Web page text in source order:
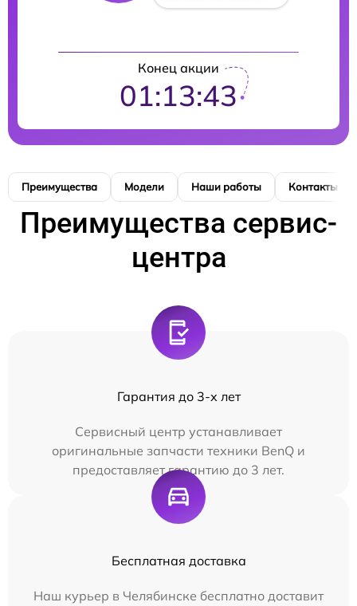
Конец акции
01:13:42
Преимущества Модели Наши работы Контакты
Преимущества сервис-
центра
Гарантия до 3-х лет
Сервисный центр устанавливает
оригинальные запчасти техники BenQ и
предоставляет гарантию до 3 лет.
Бесплатная доставка
Наш курьер в Челябинске бесплатно доставит